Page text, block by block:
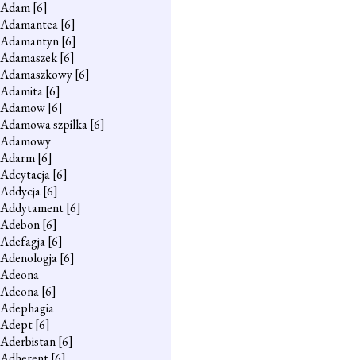
Adam[6]
Adamantea[6]
Adamantyn[6]
Adamaszek[6]
Adamaszkowy[6]
Adamita[6]
Adamow[6]
Adamowa szpilka[6]
Adamowy
Adarm[6]
Adcytacja[6]
Addycja[6]
Addytament[6]
Adebon[6]
Adefagja[6]
Adenologja[6]
Adeona
Adeona[6]
Adephagia
Adept[6]
Aderbistan[6]